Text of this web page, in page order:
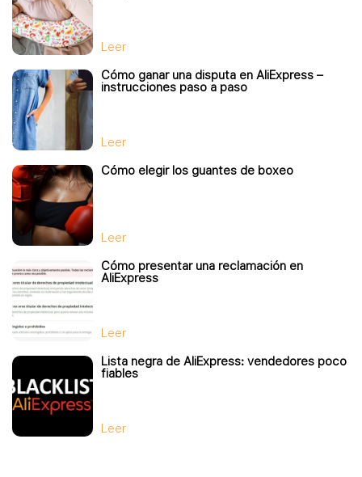
Leer
Cómo ganar una disputa en AliExpress –
instrucciones paso a paso
Leer
Cómo elegir los guantes de boxeo
Leer
Cómo presentar una reclamación en
AliExpress
Leer
Lista negra de AliExpress: vendedores poco
fiables
Leer